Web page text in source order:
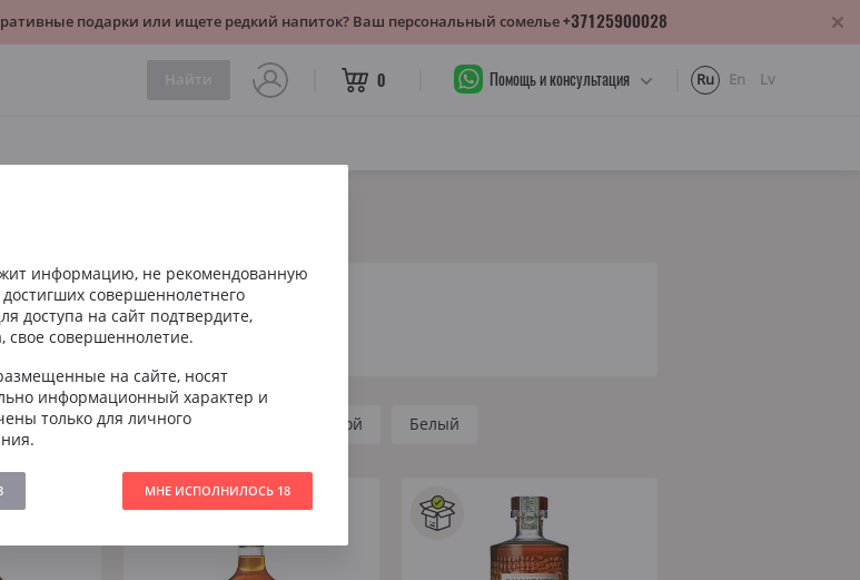
0 Помощь и консультация Ru En Lv
Маврикий Золотой Белый
информацию, не рекомендованную
совершеннолетнего
доступа на сайт подтвердите,
свое совершеннолетие.
на сайте, носят
информационный характер и
только для личного
МНЕ ИСПОЛНИЛОСЬ 18
подарки или ищете редкий напиток? Ваш персональный сомелье+37125900028